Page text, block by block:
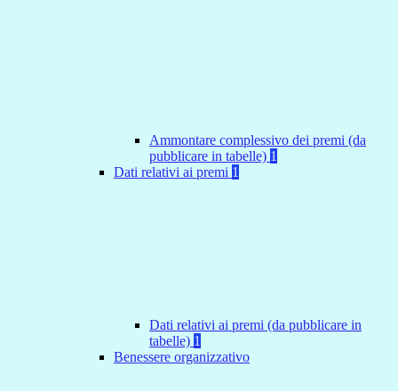
Ammontare complessivo dei premi (da
pubblicare in tabelle) 1
Dati relativi ai premi 1
Dati relativi ai premi (da pubblicare in
tabelle) 1
Benessere organizzativo